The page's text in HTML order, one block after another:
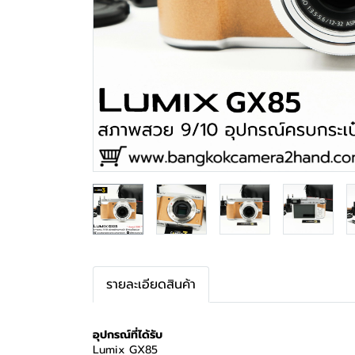
รายละเอียดสินค้า
อุปกรณ์ที่ได้รับ
Lumix GX85